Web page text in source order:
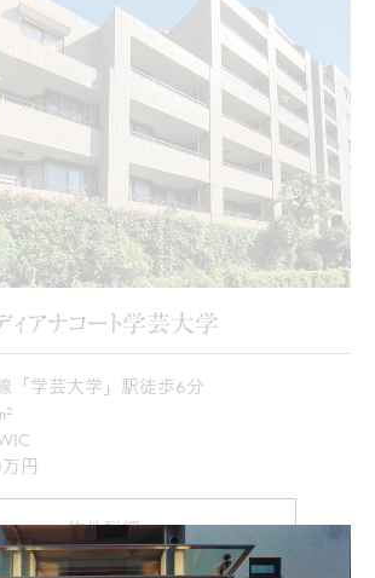
ィアナコート学芸大学
「学芸大学」駅徒歩6分
円